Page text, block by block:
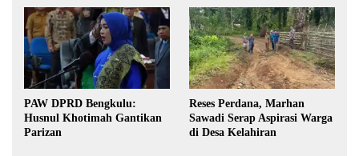
Pilkada oleh DPRD
PAW DPRD Bengkulu:
Husnul Khotimah Gantikan
Parizan
Reses Perdana, Marhan
Sawadi Serap Aspirasi Warga
di Desa Kelahiran